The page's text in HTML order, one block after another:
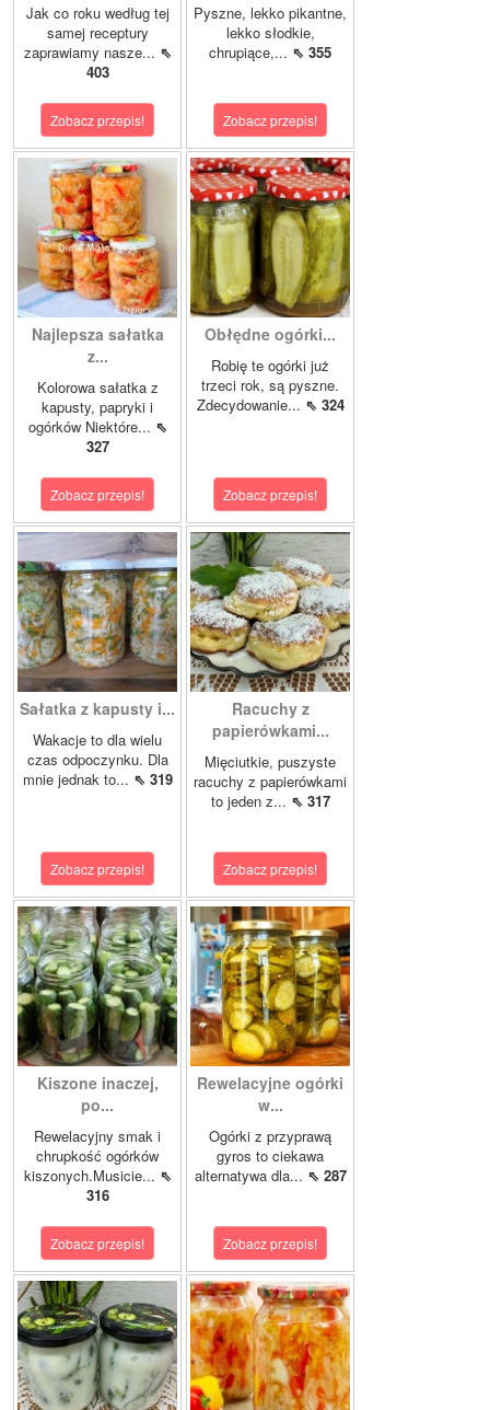
Jak co roku według tej
samej receptury
zaprawiamy nasze... ⇖
403
Zobacz przepis!
Pyszne, lekko pikantne,
lekko słodkie,
chrupiące,... ⇖ 355
Zobacz przepis!
Najlepsza sałatka
z...
Kolorowa sałatka z
kapusty, papryki i
ogórków Niektóre... ⇖
327
Zobacz przepis!
Obłędne ogórki...
Robię te ogórki już
trzeci rok, są pyszne.
Zdecydowanie... ⇖ 324
Zobacz przepis!
Sałatka z kapusty i...
Wakacje to dla wielu
czas odpoczynku. Dla
mnie jednak to... ⇖ 319
Zobacz przepis!
Racuchy z
papierówkami...
Mięciutkie, puszyste
racuchy z papierówkami
to jeden z... ⇖ 317
Zobacz przepis!
Kiszone inaczej,
po...
Rewelacyjny smak i
chrupkość ogórków
kiszonych.Musicie... ⇖
316
Zobacz przepis!
Rewelacyjne ogórki
w...
Ogórki z przyprawą
gyros to ciekawa
alternatywa dla... ⇖ 287
Zobacz przepis!